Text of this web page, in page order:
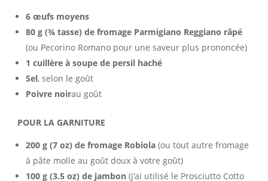
6 œufs moyens
80 g (¾ tasse) de fromage Parmigiano Reggiano râpé
(ou Pecorino Romano pour une saveur plus prononcée)
1 cuillère à soupe de persil haché
Sel, selon le goût
Poivre noirau goût
POUR LA GARNITURE
200 g (7 oz) de fromage Robiola(ou tout autre fromage
à pâte molle au goût doux à votre goût)
100 g (3.5 oz) de jambon(j’ai utilisé le Prosciutto Cotto